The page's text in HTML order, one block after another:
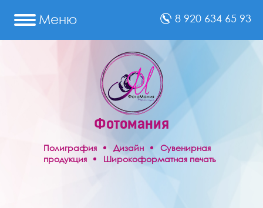
Меню 8 920 634 65 93
Фотомания
Полиграфия Дизайн
Сувенирная
продукция
Широкоформатная печать